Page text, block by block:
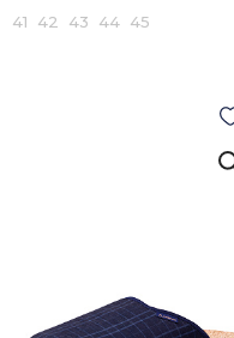
41 42 43 44 45